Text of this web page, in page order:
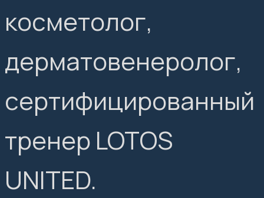
косметолог,
дерматовенеролог,
сертифицированный
тренер LOTOS
UNITED.